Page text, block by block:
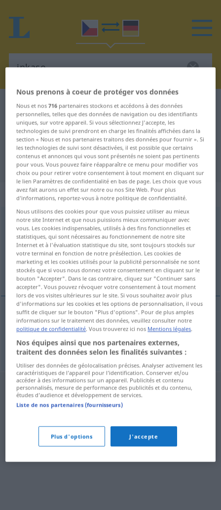
Dictionnaire Tchèque-Allemand inkaso
Traduction Tchèque-Allemand de
"inkaso"
"inkaso" - traduction Allemand
„inkaso“: Neutrum
inkason
Vue d'ensemble de toutes les traductions
(Pour plus d'informations, cliquez sur/touchez la traduction)
Inkasso, Einziehung
Inkasson inkaso
Einziehungfv. Geld inkaso
Nous prenons à coeur de protéger vos données
Nous et nos716 partenaires stockons et accédons à des données
personnelles, telles que des données de navigation ou des identifiants
uniques, sur votre appareil. Si vous sélectionnez J'accepte, les
technologies de suivi prendront en charge les finalités affichées dans la
section « Nous et nos partenaires traitons des données pour fournir ». Si
les technologies de suivi sont désactivées, il est possible que certains
contenus et annonces qui vous sont présentés ne soient pas pertinents
pour vous. Vous pouvez faire réapparaître ce menu pour modifier vos
choix ou pour retirer votre consentement à tout moment en cliquant sur
le lien Paramètres de confidentialité en bas de page. Les choix que vous
avez fait aurons un effet sur notre ou nos Site Web. Pour plus
d’informations, reportez-vous à notre politique de confidentialité.
Nous utilisons des cookies pour que vous puissiez utiliser au mieux
notre site Internet et que nous puissions mieux communiquer avec
vous. Les cookies indispensables, utilisés à des fins fonctionnelles et
statistiques, qui sont nécessaires au fonctionnement de notre site
Internet et à l'évaluation statistique du site, sont toujours stockés sur
votre terminal en fonction de notre présélection. Les cookies de
marketing et les cookies utilisés pour la publicité personnalisée ne sont
stockés que si vous nous donnez votre consentement en cliquant sur le
bouton "Accepter". Dans le cas contraire, cliquez sur "Continuer sans
accepter". Vous pouvez révoquer votre consentement à tout moment
lors de vos visites ultérieures sur le site. Si vous souhaitez avoir plus
d'informations sur les cookies et les options de personnalisation, il vous
suffit de cliquer sur le bouton "Plus d'options". Pour de plus amples
informations sur le traitement des données, veuillez consulter notre
politique de confidentialité. Vous trouverez ici nos Mentions légales.
Nos équipes ainsi que nos partenaires externes,
traitent des données selon les finalités suivantes :
Utiliser des données de géolocalisation précises. Analyser activement les
caractéristiques de l’appareil pour l’identification. Conserver et/ou
accéder à des informations sur un appareil. Publicités et contenu
personnalisés, mesure de performance des publicités et du contenu,
études d’audience et développement de services.
Liste de nos partenaires (fournisseurs)
Plus d'options J'accepte